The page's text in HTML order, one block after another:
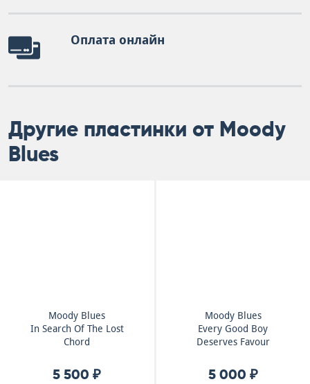
Оплата онлайн
Другие пластинки от Moody
Blues
Moody Blues
In Search Of The Lost
Chord
5 500 ₽
Moody Blues
Every Good Boy
Deserves Favour
5 000 ₽